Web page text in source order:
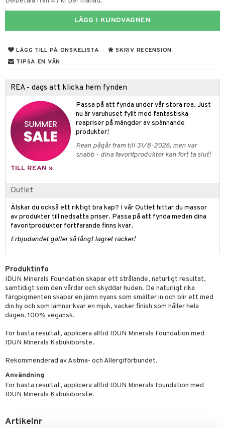
LÄGG I KUNDVAGNEN
LÄGG TILL PÅ ÖNSKELISTA
SKRIV RECENSION
TIPSA EN VÄN
REA - dags att klicka hem fynden
Passa på att fynda under vår stora rea. Just
nu är varuhuset fyllt med fantastiska
reapriser på mängder av spännande
produkter!
Rean pågår fram till 31/8-2026, men var
snabb - dina favoritprodukter kan fort ta slut!
TILL REAN »
Outlet
Älskar du också ett riktigt bra kap? I vår Outlet hittar du massor
av produkter till nedsatta priser. Passa på att fynda medan dina
favoritprodukter fortfarande finns kvar.
Erbjudandet gäller så långt lagret räcker!
Produktinfo
IDUN Minerals Foundation skapar ett strålande, naturligt resultat,
samtidigt som den vårdar och skyddar huden. De naturligt rika
färgpigmenten skapar en jämn nyans som smälter in och blir ett med
din hy och som lämnar kvar en mjuk, vacker finish som håller hela
dagen. 100% vegansk.
För bästa resultat, applicera alltid IDUN Minerals Foundation med
IDUN Minerals Kabukiborste.
Rekommenderad av Astma- och Allergiförbundet.
Användning
För bästa resultat, applicera alltid IDUN Minerals foundation med
IDUN Minerals Kabukiborste.
Artikelnr
& Gelé
utan sol
& tvål
Set
& Baby
spray
& Rumsdoft
de cologne
de parfum
de toilettetrimmers
produkter
utan sol
& Mustasch
utan sol
& tvål
shave balm
shave lotion
de cologne
de toilette
10
1: Rengöring
2: Exfoliering
och masker
och kroppsvård
och läppvård
up penslar
Elixir
Happy
Happy For Men
till män
och rengöring
svar